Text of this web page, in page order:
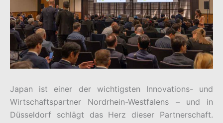
Japan ist einer der wichtigsten Innovations- und
Wirtschaftspartner Nordrhein-Westfalens – und in
Düsseldorf schlägt das Herz dieser Partnerschaft.